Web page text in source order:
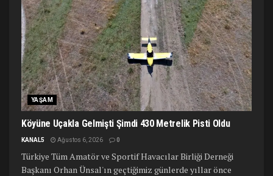
YAŞAM
Köyüne Uçakla Gelmişti Şimdi 430 Metrelik Pisti Oldu
KANAL5 Ağustos 6, 2026 0
Türkiye Tüm Amatör ve Sportif Havacılar Birliği Derneği
Başkanı Orhan Ünsal'ın geçtiğimiz günlerde yıllar önce